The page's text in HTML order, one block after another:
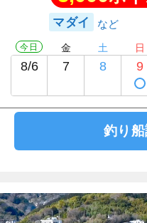
マダイ
今日
8/6
金
7
土
8
日
9
釣り